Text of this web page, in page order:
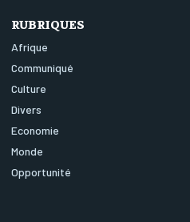
RUBRIQUES
Afrique
Communiqué
Culture
Divers
Economie
Monde
Opportunité